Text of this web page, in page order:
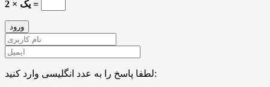
یک × 2 =
لطفا پاسخ را به عدد انگلیسی وارد کنید: